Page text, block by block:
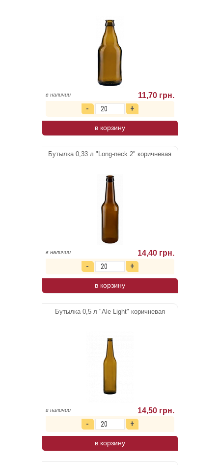
в наличии 11,70 грн.
в корзину
Бутылка 0,33 л "Long-neck 2" коричневая
в наличии 14,40 грн.
в корзину
Бутылка 0,5 л "Ale Light" коричневая
в наличии 14,50 грн.
в корзину